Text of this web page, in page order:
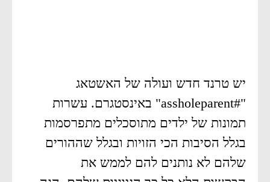
יש טרנד חדש ועולה של האשטאג
"#assholeparent" באינסטגרם. עשרות
תמונות של ילדים מתוסכלים מתפרסמות
בגלל הסיבות הכי הזויות ובגלל שההורים
שלהם לא נותנים להם לממש את